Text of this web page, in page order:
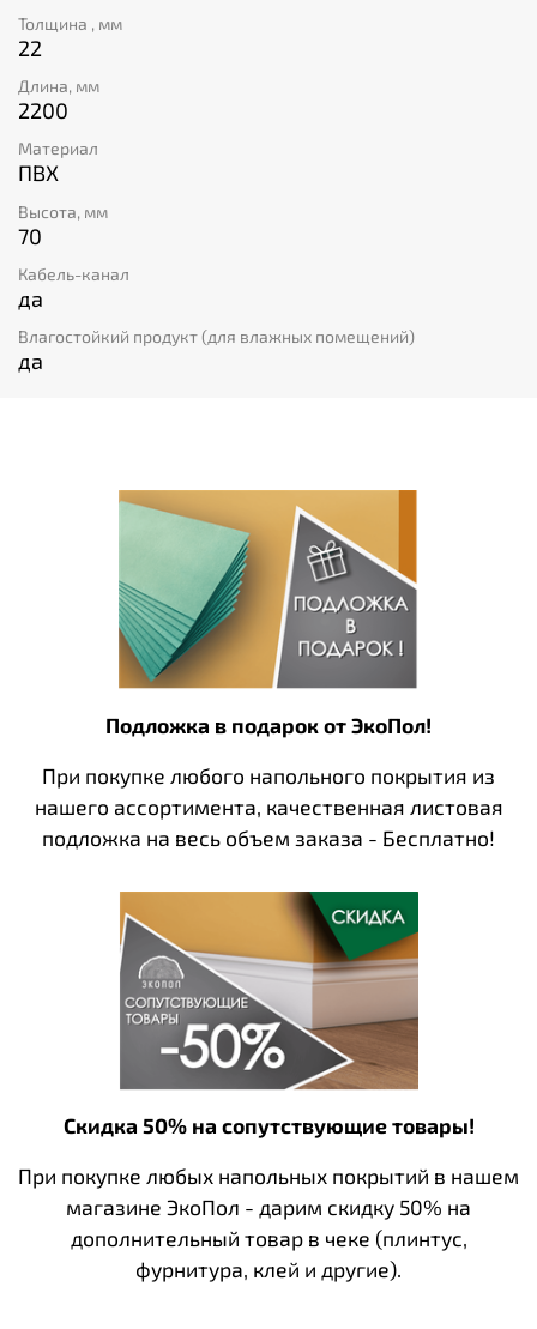
Толщина , мм
22
Длина, мм
2200
Материал
ПВХ
Высота, мм
70
Кабель-канал
да
Влагостойкий продукт (для влажных помещений)
да
Подложка в подарок от ЭкоПол!
При покупке любого напольного покрытия из
нашего ассортимента, качественная листовая
подложка на весь объем заказа - Бесплатно!
Скидка 50% на сопутствующие товары!
При покупке любых напольных покрытий в нашем
магазине ЭкоПол - дарим скидку 50% на
дополнительный товар в чеке (плинтус,
фурнитура, клей и другие).